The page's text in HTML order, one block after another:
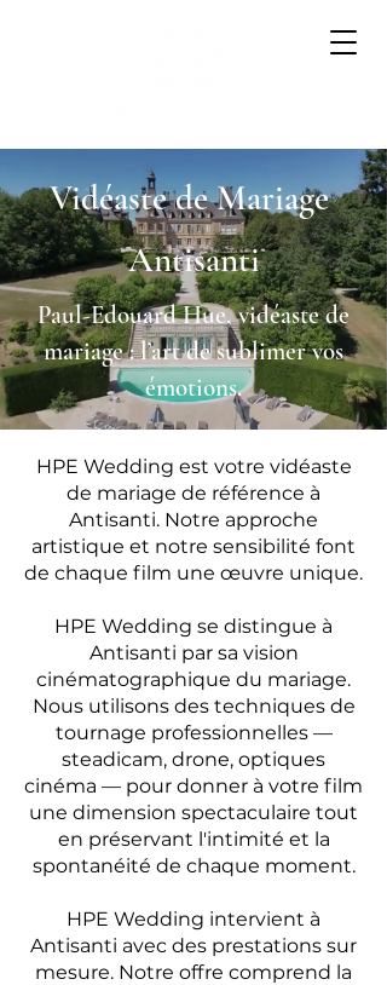
Vidéaste de Mariage
Antisanti
Paul-Edouard Hue, vidéaste de
mariage : l’art de sublimer vos
émotions.
HPE Wedding est votre vidéaste
de mariage de référence à
Antisanti. Notre approche
artistique et notre sensibilité font
de chaque film une œuvre unique.
HPE Wedding se distingue à
Antisanti par sa vision
cinématographique du mariage.
Nous utilisons des techniques de
tournage professionnelles —
steadicam, drone, optiques
cinéma — pour donner à votre film
une dimension spectaculaire tout
en préservant l'intimité et la
spontanéité de chaque moment.
HPE Wedding intervient à
Antisanti avec des prestations sur
mesure. Notre offre comprend la